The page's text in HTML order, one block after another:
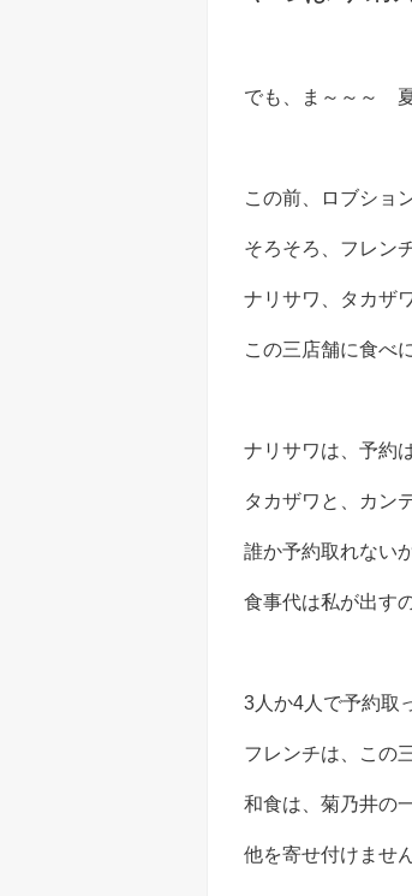
でも、ま～～～ 夏
この前、ロブショ
そろそろ、フレン
ナリサワ、タカザ
この三店舗に食べ
ナリサワは、予約
タカザワと、カン
誰か予約取れない
食事代は私が出す
3人か4人で予約取
フレンチは、この
和食は、菊乃井の
他を寄せ付けません